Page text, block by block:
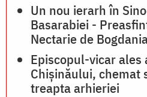
Un nou ierarh în
Basarabiei -
Nectarie de
Episcopul-vicar ales
Chișinăului, chemat
treapta arhieriei